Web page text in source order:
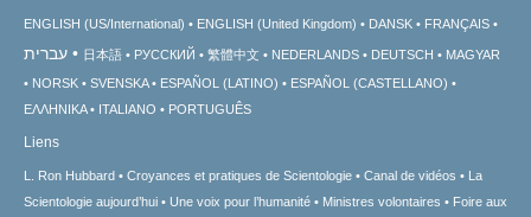
ENGLISH (US/International) ENGLISH (United Kingdom) DANSK FRANÇAIS
עברית 日本語 РУССКИЙ 繁體中文 NEDERLANDS DEUTSCH
MAGYAR
NORSK
SVENSKA ESPAÑOL (LATINO)
ESPAÑOL (CASTELLANO)
ΕΛΛΗΝΙΚA
ITALIANO PORTUGUÊS
Liens
L. Ron Hubbard Croyances et pratiques de Scientologie Canal de vidéos
La
Scientologie aujourd’hui
Une voix pour l’humanité Ministres volontaires Foire aux